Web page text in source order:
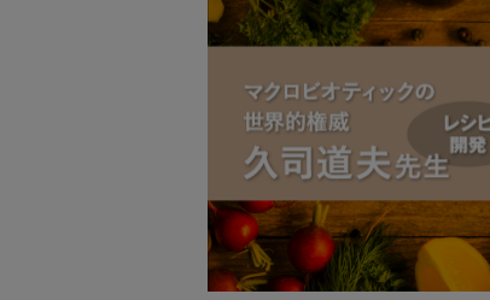
▼2020.12.21 年末・年始の営
▼2020.12.12 スマホでの決済
▼2020.12.3 お得な年末キャン
▼夏季休業に関するお知らせ
【配送状況】九州地方におけ
▼ゴールデンウィーク休業に関
【配送状況】コロナによる配送